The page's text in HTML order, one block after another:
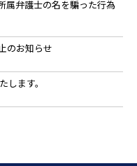
属弁護士の名を騙った行為
のお知らせ
します。